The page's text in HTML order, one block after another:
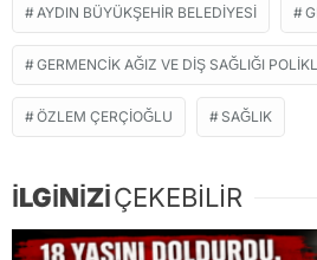
AYDIN BÜYÜKŞEHİR BELEDİYESİ
GERMENCİK AĞIZ VE DİŞ SAĞLIĞI
ÖZLEM ÇERÇİOĞLU SAĞLIK
İLGİNİZİÇEKEBİLİR